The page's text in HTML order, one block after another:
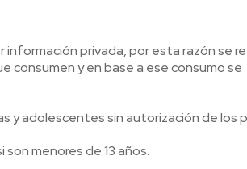
privada, por esta razón se
consumen y en base a ese consumo se
y adolescentes sin autorización de los
menores de 13 años.